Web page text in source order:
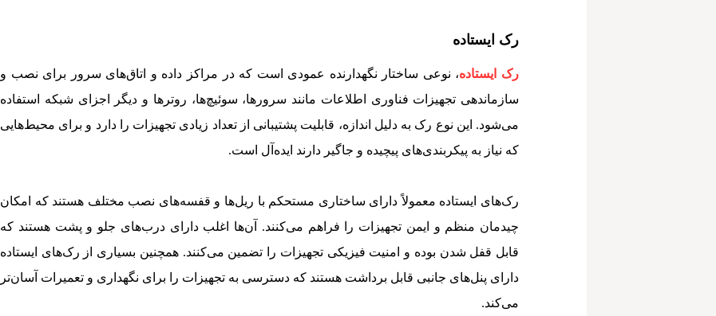
رک ایستاده
رک ایستاده، نوعی ساختار نگهدارنده عمودی است که در مراکز داده و اتاق‌های سرور برای نصب و
سازماندهی تجهیزات فناوری اطلاعات مانند سرورها، سوئیچ‌ها، روترها و دیگر اجزای شبکه استفاده
می‌شود. این نوع رک به دلیل اندازه‌، قابلیت پشتیبانی از تعداد زیادی تجهیزات را دارد و برای محیط‌هایی
که نیاز به پیکربندی‌های پیچیده و جاگیر دارند ایده‌آل است.
رک‌های ایستاده معمولاً دارای ساختاری مستحکم با ریل‌ها و قفسه‌های نصب مختلف هستند که امکان
چیدمان منظم و ایمن تجهیزات را فراهم می‌کنند. آن‌ها اغلب دارای درب‌های جلو و پشت هستند که
قابل قفل شدن بوده و امنیت فیزیکی تجهیزات را تضمین می‌کنند. همچنین بسیاری از رک‌های ایستاده
دارای پنل‌های جانبی قابل برداشت هستند که دسترسی به تجهیزات را برای نگهداری و تعمیرات آسان‌تر
می‌کند.